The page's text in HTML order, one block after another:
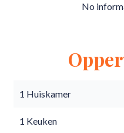
No
1 Huiskamer
1 Keuken